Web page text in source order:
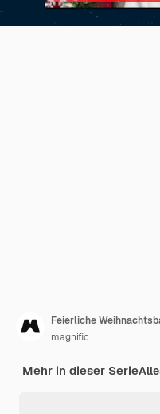
Feierliche
magnific
Mehr in dieser Serie